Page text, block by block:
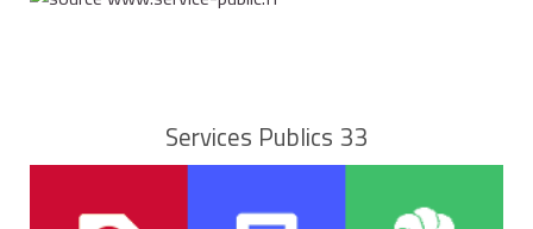
Services Publics 33